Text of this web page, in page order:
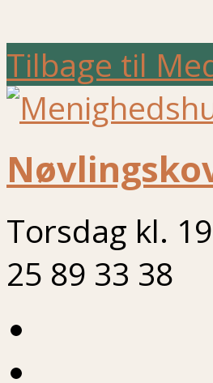
Tilbage til
Torsdag kl.
25 89 33 38